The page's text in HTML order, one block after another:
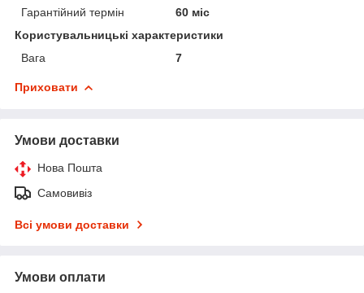
Гарантійний термін
60 міс
Користувальницькі характеристики
Вага
7
Приховати
Умови доставки
Нова Пошта
Самовивіз
Всі умови доставки
Умови оплати